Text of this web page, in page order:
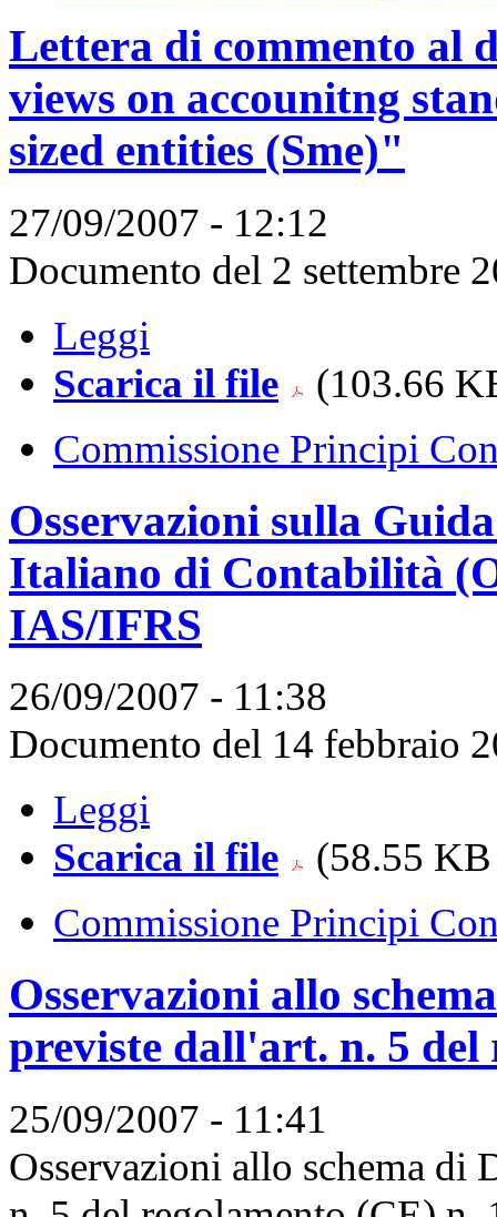
Lettera di commento al
views on accounitng
sized entities (Sme)"
27/09/2007 - 12:12
Documento del 2 settembre
Leggi
Scarica il file
(103.66
Commissione Principi
Osservazioni sulla
Italiano di Contabilità
IAS/IFRS
26/09/2007 - 11:38
Documento del 14 febbraio
Leggi
Scarica il file
(58.55
Commissione Principi
Osservazioni allo
previste dall'art. n. 5 del
25/09/2007 - 11:41
Osservazioni allo schema di